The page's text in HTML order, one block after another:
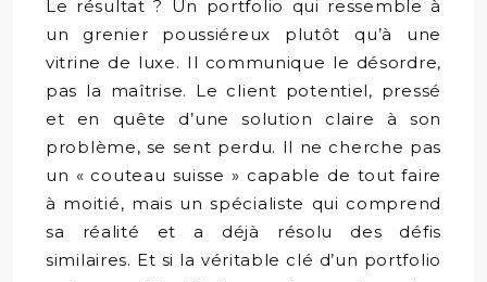
Le résultat ? Un portfolio qui ressemble à
un grenier poussiéreux plutôt qu’à une
vitrine de luxe. Il communique le désordre,
pas la maîtrise. Le client potentiel, pressé
et en quête d’une solution claire à son
problème, se sent perdu. Il ne cherche pas
un « couteau suisse » capable de tout faire
à moitié, mais un spécialiste qui comprend
sa réalité et a déjà résolu des défis
similaires. Et si la véritable clé d’un portfolio